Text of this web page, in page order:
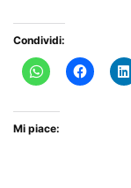
Condividi:
Mi piace: